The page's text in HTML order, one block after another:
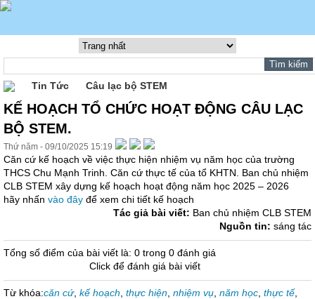
Tin Tức Câu lạc bộ STEM
KẾ HOẠCH TỔ CHỨC HOẠT ĐỘNG CÂU LẠC
BỘ STEM.
Thứ năm - 09/10/2025 15:19
Căn cứ kế hoạch về việc thực hiện nhiệm vụ năm học của trường
THCS Chu Mạnh Trinh. Căn cứ thực tế của tổ KHTN. Ban chủ nhiệm
CLB STEM xây dựng kế hoạch hoạt động năm học 2025 – 2026
hãy nhấn vào đây để xem chi tiết kế hoạch
Tác giả bài viết: Ban chủ nhiệm CLB STEM
Nguồn tin: sáng tác
Tổng số điểm của bài viết là: 0 trong 0 đánh giá
Click để đánh giá bài viết
Từ khóa:căn cứ, kế hoạch thực hiện nhiệm vụ năm học thực tế,